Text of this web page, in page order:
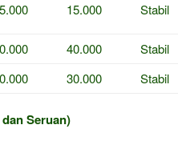
15.000 Stabil
40.000
Stabil
30.000 Stabil
Seruan)